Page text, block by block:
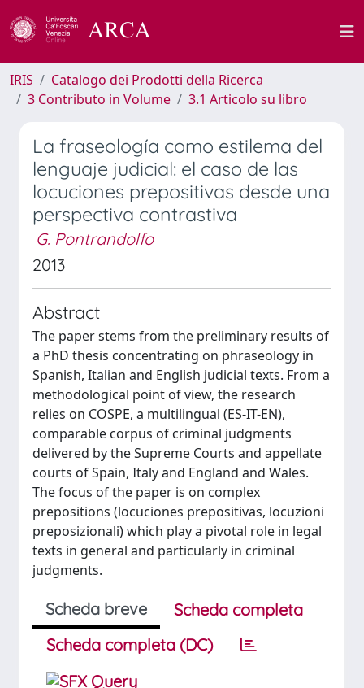
IRIS
Catalogo dei Prodotti della Ricerca
3 Contributo in Volume
3.1 Articolo su libro
La fraseología como estilema del
lenguaje judicial: el caso de las
locuciones prepositivas desde una
perspectiva contrastiva
G. Pontrandolfo
2013
Abstract
The paper stems from the preliminary results of
a PhD thesis concentrating on phraseology in
Spanish, Italian and English judicial texts. From a
methodological point of view, the research
relies on COSPE, a multilingual (ES-IT-EN),
comparable corpus of criminal judgments
delivered by the Supreme Courts and appellate
courts of Spain, Italy and England and Wales.
The focus of the paper is on complex
prepositions (locuciones prepositivas, locuzioni
preposizionali) which play a pivotal role in legal
texts in general and particularly in criminal
judgments.
Scheda breve
Scheda completa
Scheda completa (DC)